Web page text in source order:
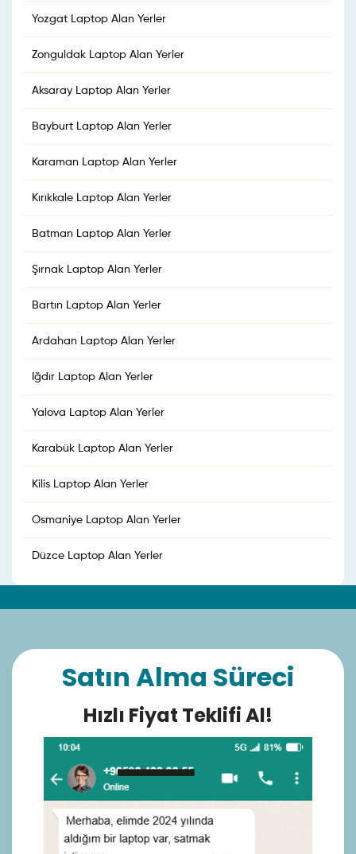
Yozgat Laptop Alan Yerler
Zonguldak Laptop Alan Yerler
Aksaray Laptop Alan Yerler
Bayburt Laptop Alan Yerler
Karaman Laptop Alan Yerler
Kırıkkale Laptop Alan Yerler
Batman Laptop Alan Yerler
Şırnak Laptop Alan Yerler
Bartın Laptop Alan Yerler
Ardahan Laptop Alan Yerler
Iğdır Laptop Alan Yerler
Yalova Laptop Alan Yerler
Karabük Laptop Alan Yerler
Kilis Laptop Alan Yerler
Osmaniye Laptop Alan Yerler
Düzce Laptop Alan Yerler
Satın Alma Süreci
Hızlı Fiyat Teklifi Al!